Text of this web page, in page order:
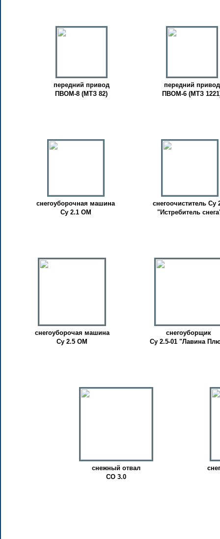
передний привод
ПВОМ-8 (МТЗ 82)
передний привод
ПВОМ-6 (МТЗ
снегоуборочная машина
Су 2.1 ОМ
cнегоочиститель Су
"Истребитель
снегоуборочая машина
Су 2.5 ОМ
cнегоуборщик
Су 2.5-01 "Лавина
снежный отвал
СО 3.0